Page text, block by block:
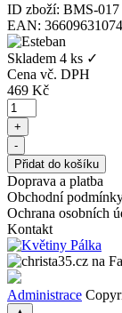
ID zboží: BMS-017
EAN:
Skladem 4 ks ✓
Cena vč. DPH
469 Kč
Doprava a platba
Obchodní
Ochrana osobních
Kontakt
Administrace